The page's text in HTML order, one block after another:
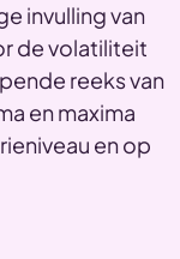
invulling van
de volatiliteit
reeks van
en maxima
en op